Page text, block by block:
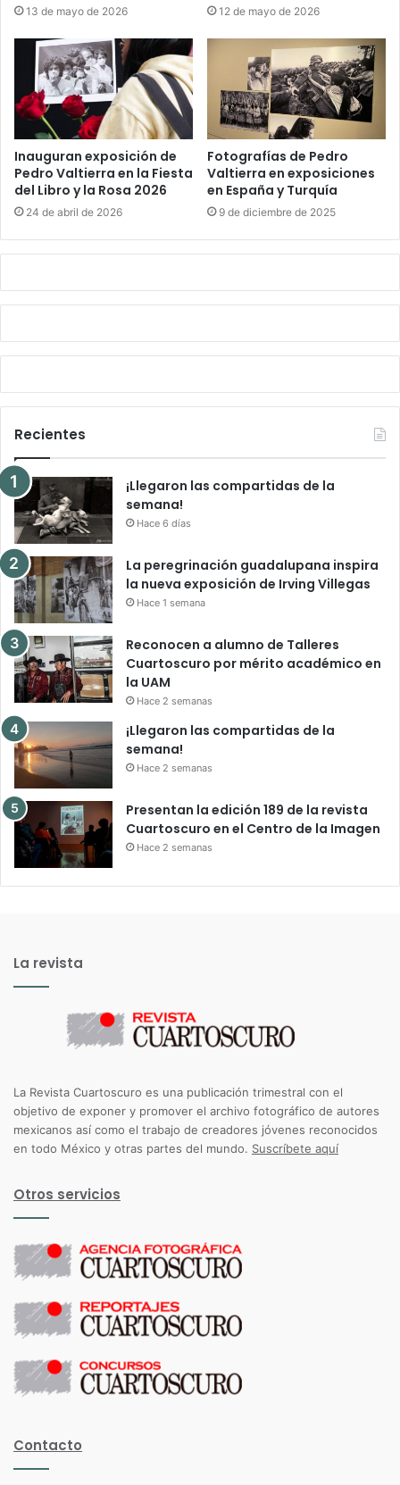
13 de mayo de 2026 12 de mayo de 2026
Inauguran exposición de
Pedro Valtierra en la Fiesta
del Libro y la Rosa 2026
24 de abril de 2026
Fotografías de Pedro
Valtierra en exposiciones
en España y Turquía
9 de diciembre de 2025
Recientes
¡Llegaron las compartidas de la
semana!
Hace 6 días
La peregrinación guadalupana inspira
la nueva exposición de Irving Villegas
Hace 1 semana
Reconocen a alumno de Talleres
Cuartoscuro por mérito académico en
la UAM
Hace 2 semanas
¡Llegaron las compartidas de la
semana!
Hace 2 semanas
Presentan la edición 189 de la revista
Cuartoscuro en el Centro de la Imagen
Hace 2 semanas
La revista
La Revista Cuartoscuro es una publicación trimestral con el
objetivo de exponer y promover el archivo fotográfico de autores
mexicanos así como el trabajo de creadores jóvenes reconocidos
en todo México y otras partes del mundo. Suscríbete aquí
Otros servicios
Contacto